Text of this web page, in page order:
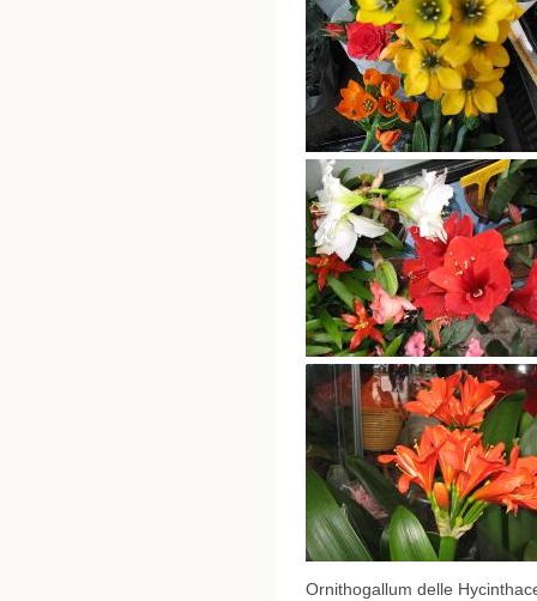
Ornithogallum delle